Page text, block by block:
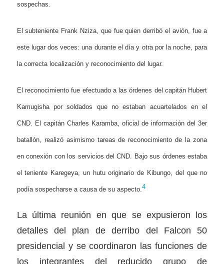
sospechas.
El subteniente Frank Nziza, que fue quien derribó el avión, fue a
este lugar dos veces: una durante el día y otra por la noche, para
la correcta localización y reconocimiento del lugar.
El reconocimiento fue efectuado a las órdenes del capitán Hubert
Kamugisha por soldados que no estaban acuartelados en el
CND. El capitán Charles Karamba, oficial de información del 3er
batallón, realizó asimismo tareas de reconocimiento de la zona
en conexión con los servicios del CND. Bajo sus órdenes estaba
el teniente Karegeya, un hutu originario de Kibungo, del que no
podía sospecharse a causa de su aspecto.4
La última reunión en que se expusieron los
detalles del plan de derribo del Falcon 50
presidencial y se coordinaron las funciones de
los integrantes del reducido grupo de